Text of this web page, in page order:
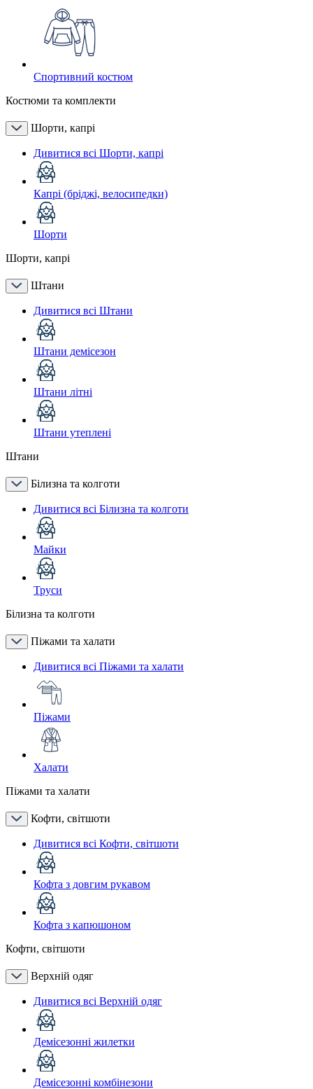
Спортивний костюм
Костюми та комплекти
Шорти, капрі
Дивитися всі Шорти, капрі
Капрі (бріджі, велосипедки)
Шорти
Шорти, капрі
Штани
Дивитися всі Штани
Штани демісезон
Штани літні
Штани утеплені
Штани
Білизна та колготи
Дивитися всі Білизна та колготи
Майки
Труси
Білизна та колготи
Піжами та халати
Дивитися всі Піжами та халати
Піжами
Халати
Піжами та халати
Кофти, світшоти
Дивитися всі Кофти, світшоти
Кофта з довгим рукавом
Кофта з капюшоном
Кофти, світшоти
Верхній одяг
Дивитися всі Верхній одяг
Демісезонні жилетки
Демісезонні комбінезони